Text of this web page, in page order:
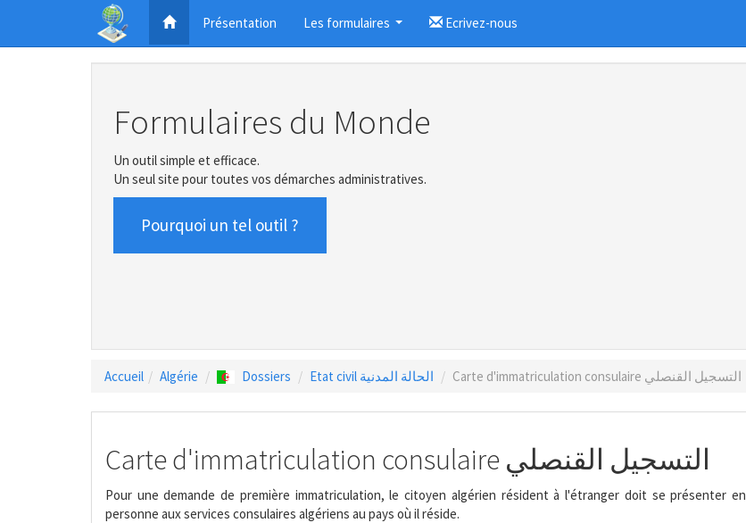
Présentation Les formulaires Ecrivez-nous
Formulaires du Monde
Un outil simple et efficace.
Un seul site pour toutes vos démarches administratives.
Pourquoi un tel outil ?
Accueil Algérie Dossiers Etat civil الحالة المدنية Carte d'immatriculation consulaire التسجيل القنصلي
Carte d'immatriculation consulaire التسجيل القنصلي
Pour une demande de première immatriculation, le citoyen algérien résident à l'étranger doit se présenter en
personne aux services consulaires algériens au pays où il réside.